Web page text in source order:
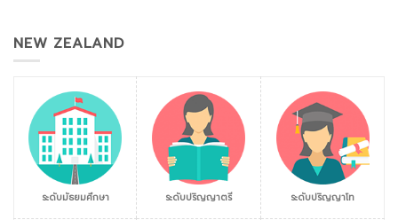
NEW ZEALAND
ระดับมัธยมศึกษา ระดับปริญญาตรี ระดับปริญญาโท